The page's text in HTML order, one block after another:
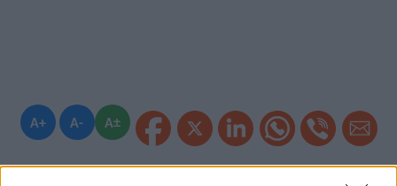
A+ A- A±